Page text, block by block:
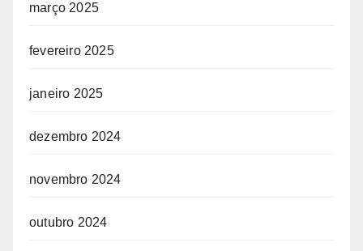
março 2025
fevereiro 2025
janeiro 2025
dezembro 2024
novembro 2024
outubro 2024